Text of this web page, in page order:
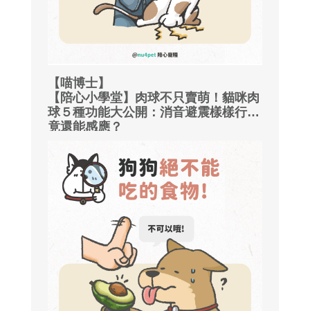
【喵博士】
【陪心小學堂】肉球不只賣萌！貓咪肉
球５種功能大公開：消音避震樣樣行，
竟還能感應？